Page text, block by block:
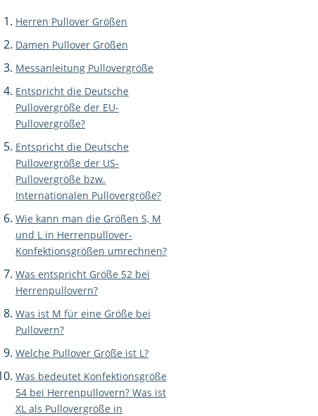
Herren Pullover Größen
Damen Pullover Größen
Messanleitung Pullovergröße
Entspricht die Deutsche
Pullovergröße der EU-
Pullovergröße?
Entspricht die Deutsche
Pullovergröße der US-
Pullovergröße bzw.
Internationalen Pullovergröße?
Wie kann man die Größen S, M
und L in Herrenpullover-
Konfektionsgrößen umrechnen?
Was entspricht Größe 52 bei
Herrenpullovern?
Was ist M für eine Größe bei
Pullovern?
Welche Pullover Größe ist L?
Was bedeutet Konfektionsgröße
54 bei Herrenpullovern? Was ist
XL als Pullovergröße in